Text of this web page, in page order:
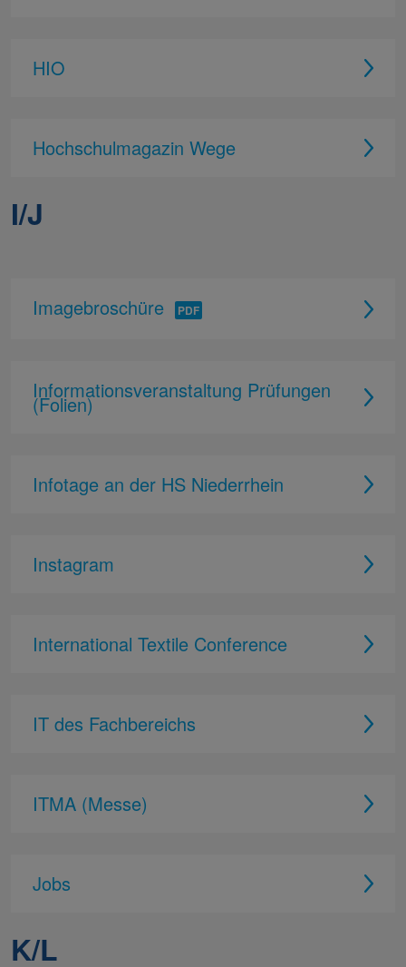
HIO
Hochschulmagazin Wege
I/J
Imagebroschüre
Informationsveranstaltung Prüfungen
(Folien)
Infotage an der HS Niederrhein
Instagram
International Textile Conference
IT des Fachbereichs
ITMA (Messe)
Jobs
K/L